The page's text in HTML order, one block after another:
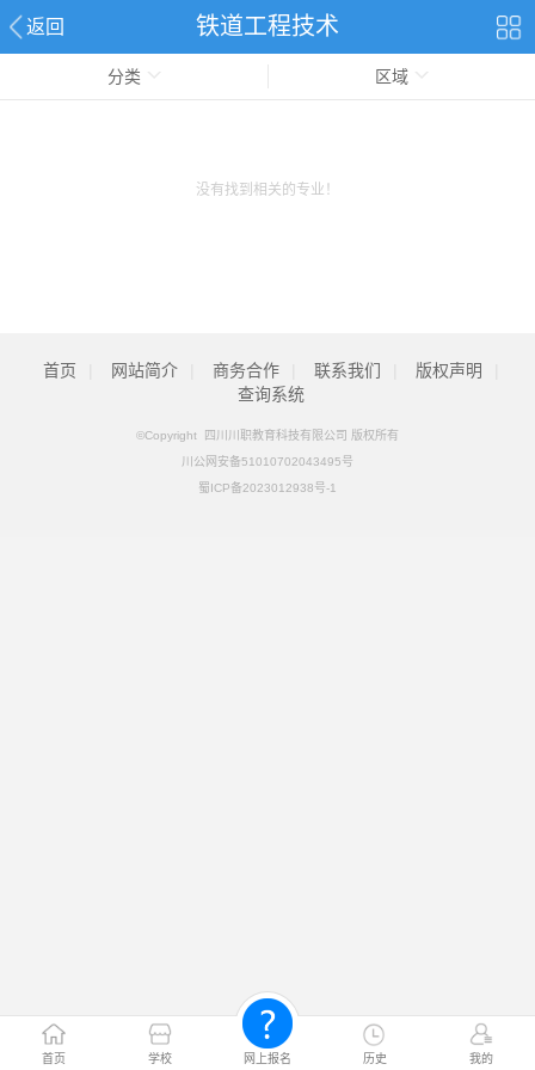
返回 铁道工程技术
首页 学校 网上报名 历史 我的
分类 区域
没有找到相关的专业！
首页 网站简介 商务合作 联系我们 版权声明
查询系统
©Copyright 四川川职教育科技有限公司 版权所有
川公网安备51010702043495号
蜀ICP备2023012938号-1